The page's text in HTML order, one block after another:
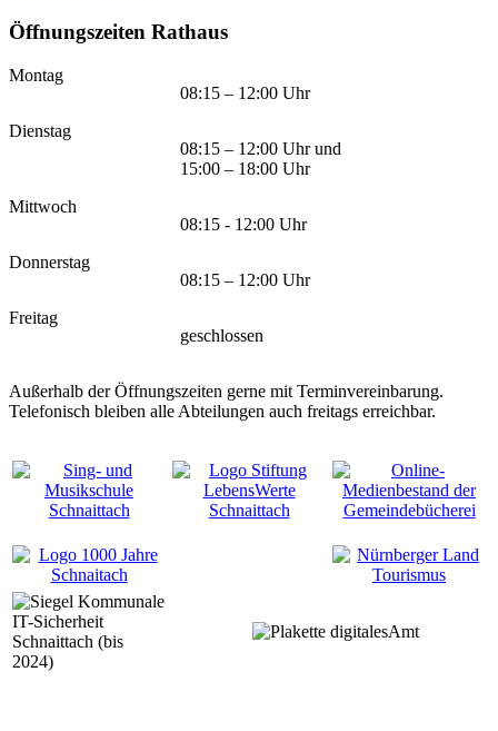
Öffnungszeiten Rathaus
Montag
08:15 – 12:00 Uhr
Dienstag
08:15 – 12:00 Uhr und
15:00 – 18:00 Uhr
Mittwoch
08:15 - 12:00 Uhr
Donnerstag
08:15 – 12:00 Uhr
Freitag
geschlossen
Außerhalb der Öffnungszeiten gerne mit Terminvereinbarung.
Telefonisch bleiben alle Abteilungen auch freitags erreichbar.